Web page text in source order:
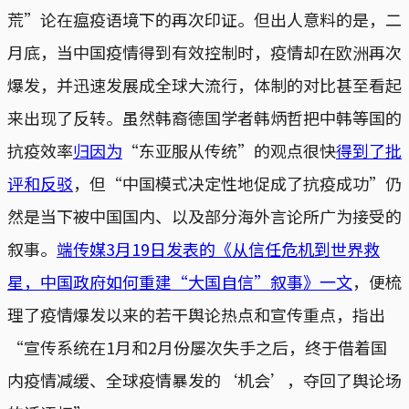
荒”论在瘟疫语境下的再次印证。但出人意料的是，二
月底，当中国疫情得到有效控制时，疫情却在欧洲再次
爆发，并迅速发展成全球大流行，体制的对比甚至看起
来出现了反转。虽然韩裔德国学者韩炳哲把中韩等国的
抗疫效率归因为 “东亚服从传统”的观点很快得到了批
评和反驳，但“中国模式决定性地促成了抗疫成功”仍
然是当下被中国国内、以及部分海外言论所广为接受的
叙事。 端传媒3月19日发表的《从信任危机到世界救
星，中国政府如何重建“大国自信”叙事》一文，便梳
理了疫情爆发以来的若干舆论热点和宣传重点，指出
“宣传系统在1月和2月份屡次失手之后，终于借着国
内疫情减缓、全球疫情暴发的‘机会’，夺回了舆论场